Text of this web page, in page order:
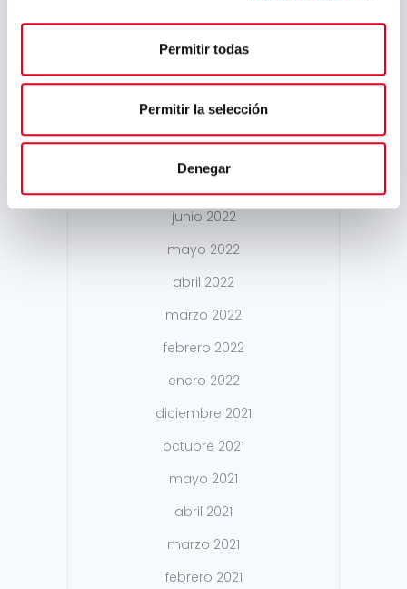
Permitir todas
Permitir la selección
Denegar
junio 2023
mayo 2023
marzo 2023
febrero 2023
junio 2022
mayo 2022
abril 2022
marzo 2022
febrero 2022
enero 2022
diciembre 2021
octubre 2021
mayo 2021
abril 2021
marzo 2021
febrero 2021